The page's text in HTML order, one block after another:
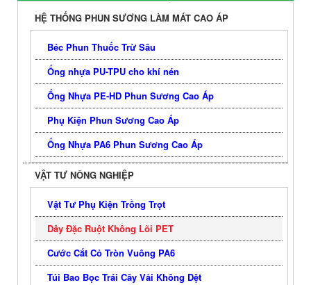
HỆ THỐNG PHUN SƯƠNG LÀM MÁT CAO ÁP
Béc Phun Thuốc Trừ Sâu
Ống nhựa PU-TPU cho khí nén
Ống Nhựa PE-HD Phun Sương Cao Áp
Phụ Kiện Phun Sương Cao Áp
Ống Nhựa PA6 Phun Sương Cao Áp
VẬT TƯ NÔNG NGHIỆP
Vật Tư Phụ Kiện Trồng Trọt
Dây Đặc Ruột Không Lõi PET
Cước Cắt Cỏ Tròn Vuông PA6
Túi Bao Bọc Trái Cây Vải Không Dệt